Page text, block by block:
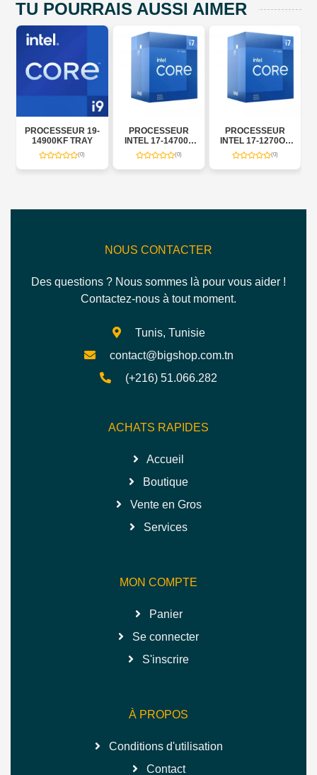
TU POURRAIS AUSSI AIMER
PROCESSEUR 19-
14900KF TRAY
(0)
PROCESSEUR
INTEL 17-14700F
TRAY
(0)
PROCESSEUR
INTEL 17-1270OF
TRAY
(0)
NOUS CONTACTER
Des questions ? Nous sommes là pour vous aider !
Contactez-nous à tout moment.
Tunis, Tunisie
contact@bigshop.com.tn
(+216) 51.066.282
ACHATS RAPIDES
Accueil
Boutique
Vente en Gros
Services
MON COMPTE
Panier
Se connecter
S'inscrire
À PROPOS
Conditions d'utilisation
Contact